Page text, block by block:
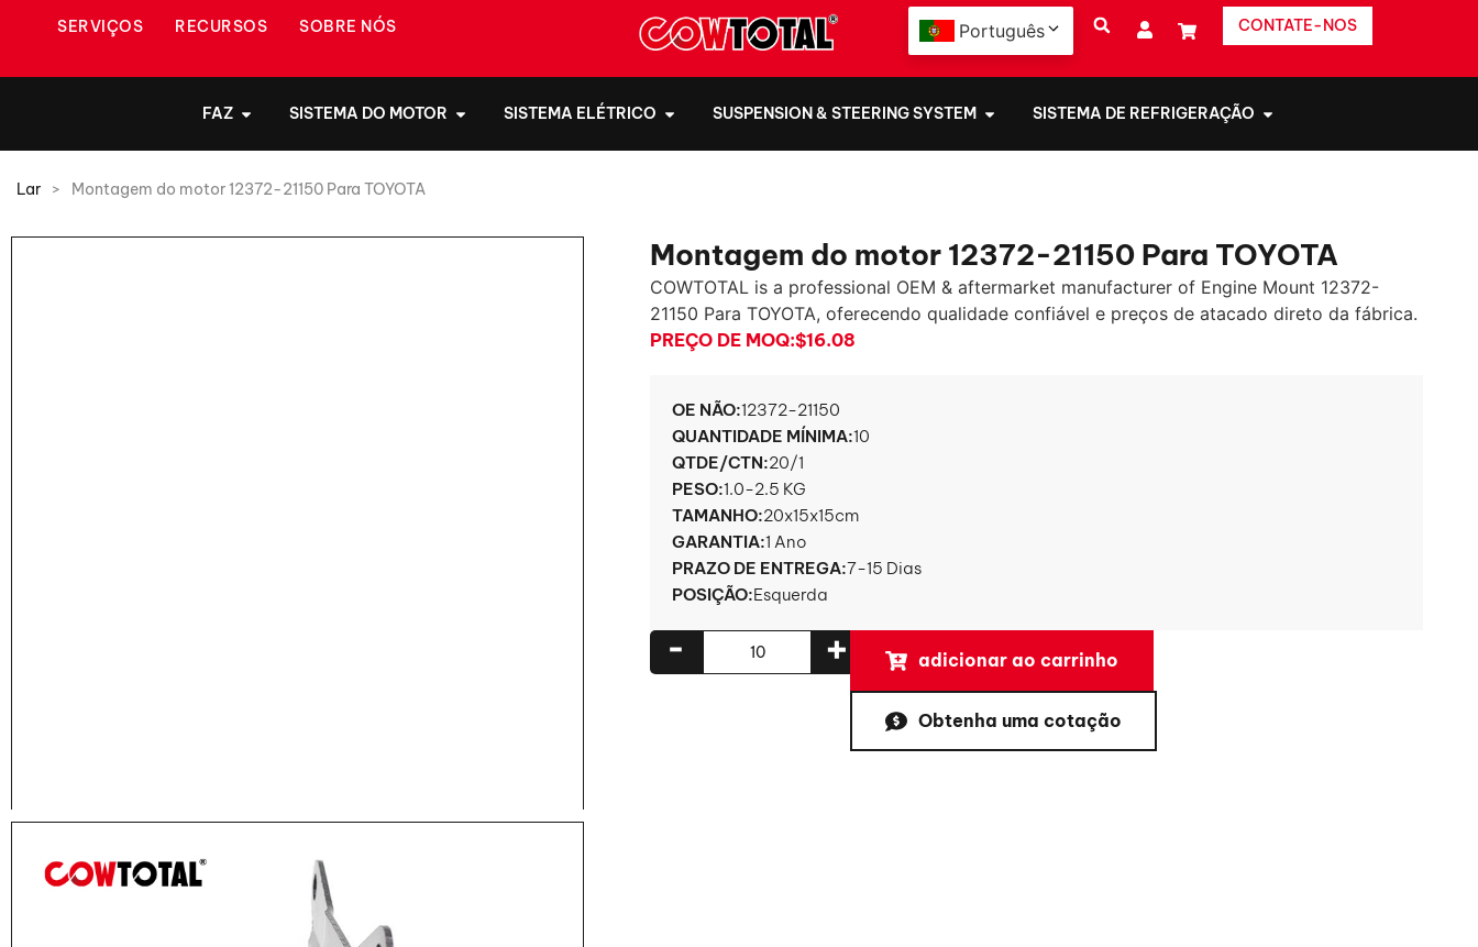
SERVIÇOS RECURSOS SOBRE NÓS Português CONTATE-NOS
FAZ SISTEMA DO MOTOR SISTEMA ELÉTRICO SUSPENSION & STEERING SYSTEM SISTEMA DE REFRIGERAÇÃO
Lar > Montagem do motor 12372-21150 Para TOYOTA
Montagem do motor 12372-21150 Para TOYOTA
COWTOTAL is a professional OEM & aftermarket manufacturer of Engine Mount 12372-
21150 Para TOYOTA, oferecendo qualidade confiável e preços de atacado direto da fábrica.
PREÇO DE MOQ:$16.08
OE NÃO:12372-21150
QUANTIDADE MÍNIMA:10
QTDE/CTN:20/1
PESO:1.0-2.5 KG
TAMANHO:20x15x15cm
GARANTIA:1 Ano
PRAZO DE ENTREGA:7-15 Dias
POSIÇÃO:Esquerda
+
- adicionar ao carrinho
Obtenha uma cotação